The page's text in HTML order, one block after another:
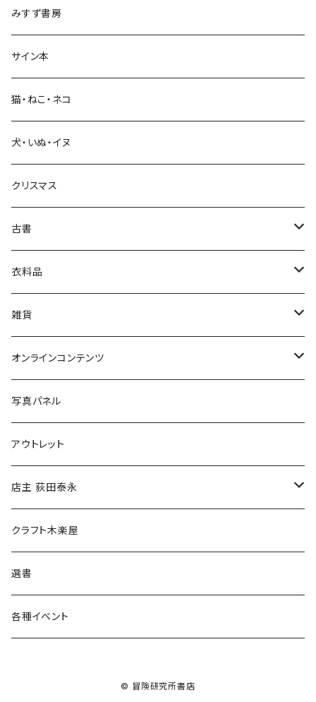
生活・暮らし
芸術・絵画・写真
絵本・児童書
娯楽・エンターテインメント
みすず書房
サイン本
猫・ねこ・ネコ
犬・いぬ・イヌ
クリスマス
古書
古書セット
美術
衣料品
POLEWARDS
Tシャツ
雑貨
バッグ
ブックカバー
マグカップ
傘
食料品
その他
オンラインコンテンツ
冒険クロストーク
写真パネル
アウトレット
店主 荻田泰永
書籍
ウェア
クラフト木楽屋
選書
各種イベント
© 冒険研究所書店